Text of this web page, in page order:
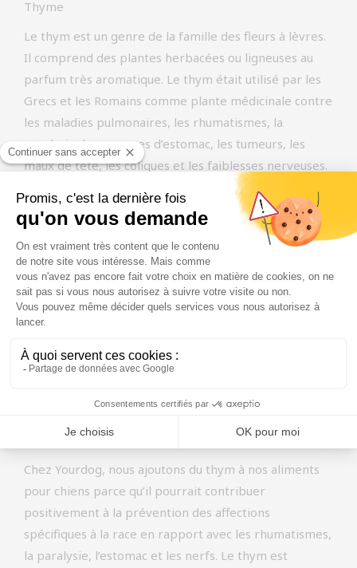
Thyme
Le thym est un genre de la famille des fleurs à lèvres.
Il comprend des plantes herbacées ou ligneuses au
parfum très aromatique. Le thym était utilisé par les
Grecs et les Romains comme plante médicinale contre
les maladies pulmonaires, les rhumatismes, la
paralysie, les crampes d’estomac, les tumeurs, les
maux de tête, les coliques et les faiblesses nerveuses.
Les propriétés médicinales du thym sont confirmées
par les niveaux élevés de vitamine K qu’il contient. En
outre, le thym contient également beaucoup de fer,
ainsi que les minéraux calcium et manganèse. Il
contient également l’acide aminé tryptophane et une
quantité considérable de fibres.
effet antibactérien et fongicide. Il stimule également
la production de globules blancs et renforce le
système immunitaire. Le thym est riche en
Chez Yourdog, nous ajoutons du thym à nos aliments
pour chiens parce qu’il pourrait contribuer
positivement à la prévention des affections
spécifiques à la race en rapport avec les rhumatismes,
la paralysie, l’estomac et les nerfs. Le thym est